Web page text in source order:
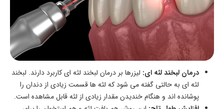
درمان لبخند لثه‌ ای: لیزرها بر درمان لبخند لثه ای کاربرد دارند. لبخند
لثه ای به حالتی گفته می شود که لثه ها قسمت زیادی از دندان را
پوشانده اند و هنگام خندیدن مقدار زیادی از لثه قابل مشاهده است.